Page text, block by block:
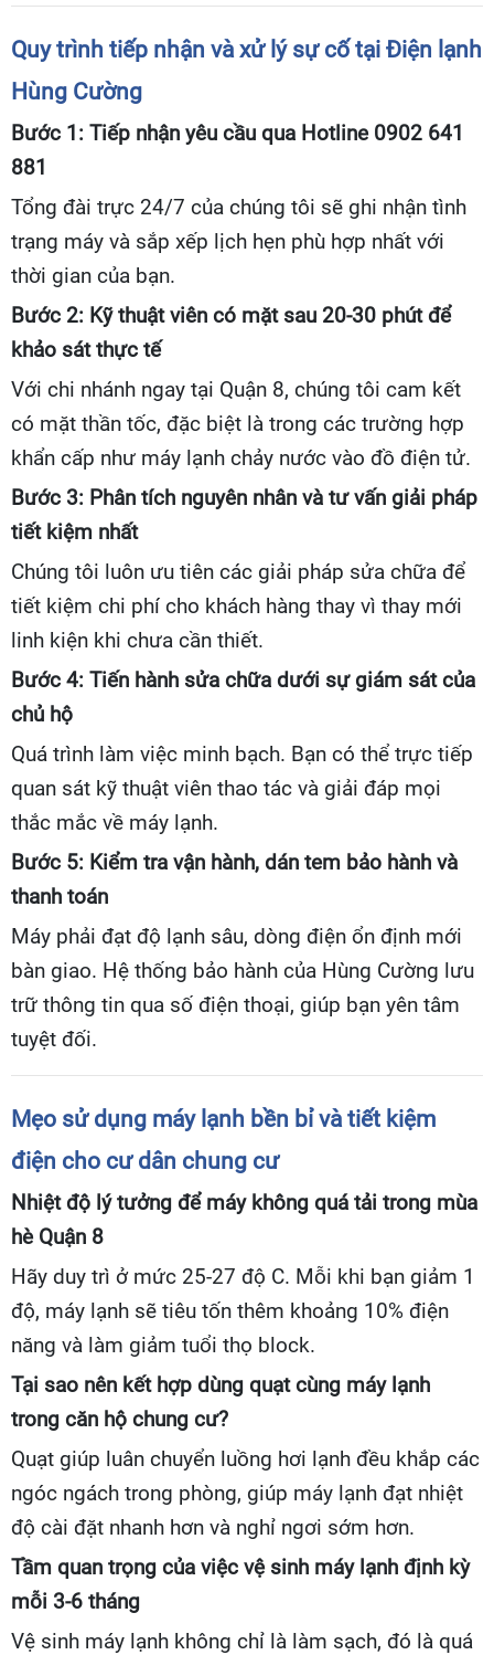
Quy trình tiếp nhận và xử lý sự cố tại Điện lạnh
Hùng Cường
Bước 1: Tiếp nhận yêu cầu qua Hotline 0902 641
881
Tổng đài trực 24/7 của chúng tôi sẽ ghi nhận tình
trạng máy và sắp xếp lịch hẹn phù hợp nhất với
thời gian của bạn.
Bước 2: Kỹ thuật viên có mặt sau 20-30 phút để
khảo sát thực tế
Với chi nhánh ngay tại Quận 8, chúng tôi cam kết
có mặt thần tốc, đặc biệt là trong các trường hợp
khẩn cấp như máy lạnh chảy nước vào đồ điện tử.
Bước 3: Phân tích nguyên nhân và tư vấn giải pháp
tiết kiệm nhất
Chúng tôi luôn ưu tiên các giải pháp sửa chữa để
tiết kiệm chi phí cho khách hàng thay vì thay mới
linh kiện khi chưa cần thiết.
Bước 4: Tiến hành sửa chữa dưới sự giám sát của
chủ hộ
Quá trình làm việc minh bạch. Bạn có thể trực tiếp
quan sát kỹ thuật viên thao tác và giải đáp mọi
thắc mắc về máy lạnh.
Bước 5: Kiểm tra vận hành, dán tem bảo hành và
thanh toán
Máy phải đạt độ lạnh sâu, dòng điện ổn định mới
bàn giao. Hệ thống bảo hành của Hùng Cường lưu
trữ thông tin qua số điện thoại, giúp bạn yên tâm
tuyệt đối.
Mẹo sử dụng máy lạnh bền bỉ và tiết kiệm
điện cho cư dân chung cư
Nhiệt độ lý tưởng để máy không quá tải trong mùa
hè Quận 8
Hãy duy trì ở mức 25-27 độ C. Mỗi khi bạn giảm 1
độ, máy lạnh sẽ tiêu tốn thêm khoảng 10% điện
năng và làm giảm tuổi thọ block.
Tại sao nên kết hợp dùng quạt cùng máy lạnh
trong căn hộ chung cư?
Quạt giúp luân chuyển luồng hơi lạnh đều khắp các
ngóc ngách trong phòng, giúp máy lạnh đạt nhiệt
độ cài đặt nhanh hơn và nghỉ ngơi sớm hơn.
Tầm quan trọng của việc vệ sinh máy lạnh định kỳ
mỗi 3-6 tháng
Vệ sinh máy lạnh không chỉ là làm sạch, đó là quá